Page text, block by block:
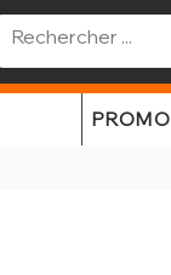
PROMO